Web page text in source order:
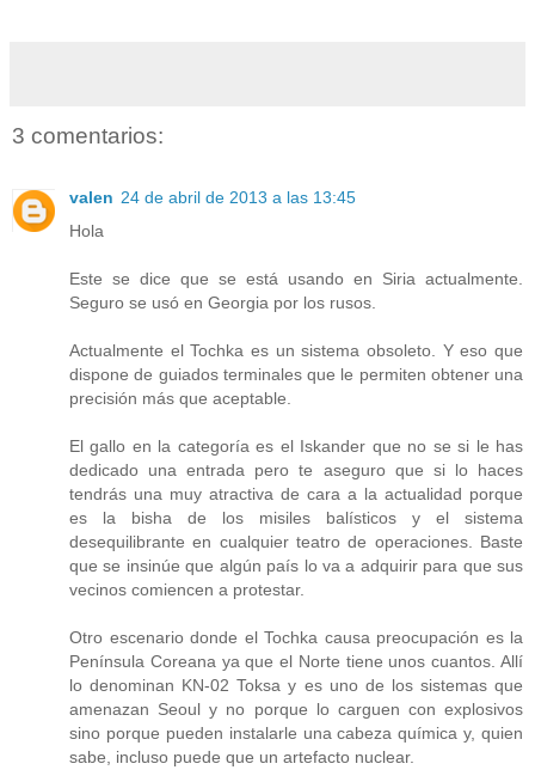
3 comentarios:
valen 24 de abril de 2013 a las 13:45
Hola
Este se dice que se está usando en Siria actualmente.
Seguro se usó en Georgia por los rusos.
Actualmente el Tochka es un sistema obsoleto. Y eso que
dispone de guiados terminales que le permiten obtener una
precisión más que aceptable.
El gallo en la categoría es el Iskander que no se si le has
dedicado una entrada pero te aseguro que si lo haces
tendrás una muy atractiva de cara a la actualidad porque
es la bisha de los misiles balísticos y el sistema
desequilibrante en cualquier teatro de operaciones. Baste
que se insinúe que algún país lo va a adquirir para que sus
vecinos comiencen a protestar.
Otro escenario donde el Tochka causa preocupación es la
Península Coreana ya que el Norte tiene unos cuantos. Allí
lo denominan KN-02 Toksa y es uno de los sistemas que
amenazan Seoul y no porque lo carguen con explosivos
sino porque pueden instalarle una cabeza química y, quien
sabe, incluso puede que un artefacto nuclear.